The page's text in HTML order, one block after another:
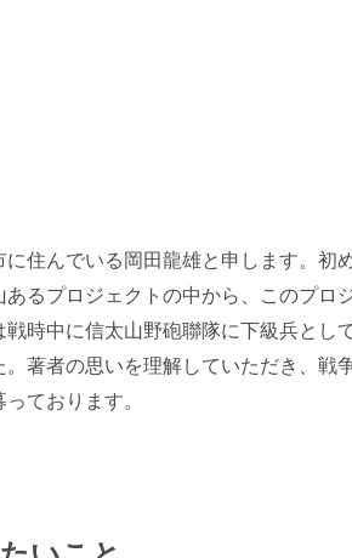
住んでいる岡田龍雄と申します。初
るプロジェクトの中から、このプロ
時中に信太山野砲聯隊に下級兵とし
著者の思いを理解していただき、戦
ております。